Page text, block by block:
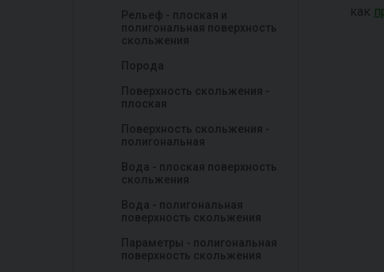
Рельеф - плоская и
полигональная поверхность
скольжения
Порода
Поверхность скольжения -
плоская
Поверхность скольжения -
полигональная
Вода - плоская поверхность
скольжения
Вода - полигональная
поверхность скольжения
Параметры - полигональная
поверхность скольжения
как